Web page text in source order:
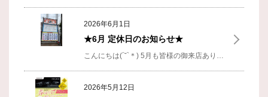
2026年6月1日
★6月 定休日のお知らせ★
こんにちは(´˘`＊) 5月も皆様の御来店ありがとうございました⟡.*
2026年5月12日